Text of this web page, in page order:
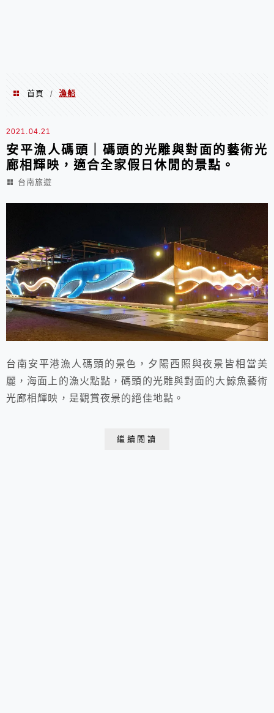
首頁 / 漁船
漁船
2021.04.21
安平漁人碼頭｜碼頭的光雕與對面的藝術光
廊相輝映，適合全家假日休閒的景點。
台南旅遊
台南安平港漁人碼頭的景色，夕陽西照與夜景皆相當美
麗，海面上的漁火點點，碼頭的光雕與對面的大鯨魚藝術
光廊相輝映，是觀賞夜景的絕佳地點。
繼續閱讀